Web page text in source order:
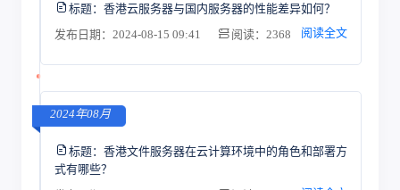
标题： 香港云服务器与国内服务器的性能差异如何？
发布日期：2024-08-15 09:41
阅读：2368 阅读全文
2024年08月
标题： 香港文件服务器在云计算环境中的角色和部署方
式有哪些？